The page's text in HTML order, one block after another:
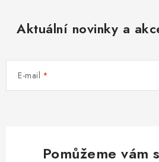
Aktuální novinky a
E-mail
Pomůžeme vám